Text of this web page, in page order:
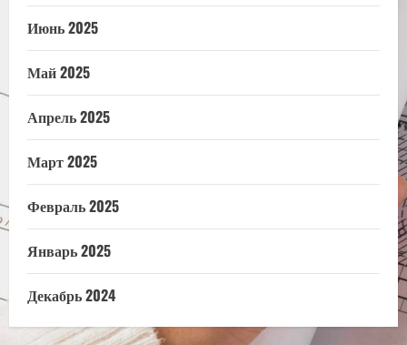
Июнь 2025
Май 2025
Апрель 2025
Март 2025
Февраль 2025
Январь 2025
Декабрь 2024